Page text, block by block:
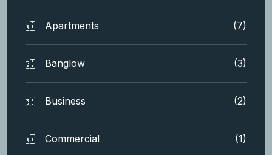
Apartments (7)
Banglow (3)
Business (2)
Commercial (1)